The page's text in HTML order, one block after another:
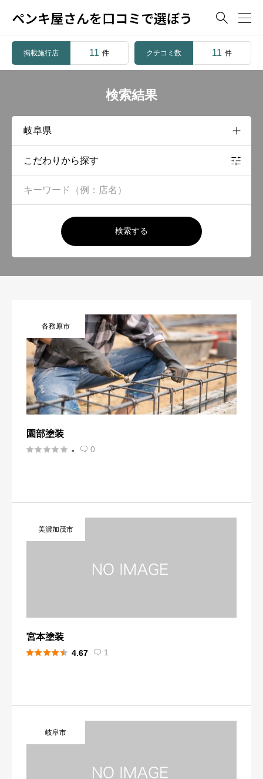
ペンキ屋さんを口コミで選ぼう 
掲載施行店 11 件 クチコミ数 11 件
検索結果
こだわりから探す
検索する
各務原市
園部塗装
 -  0
美濃加茂市
宮本塗装
 4.67  1
岐阜市